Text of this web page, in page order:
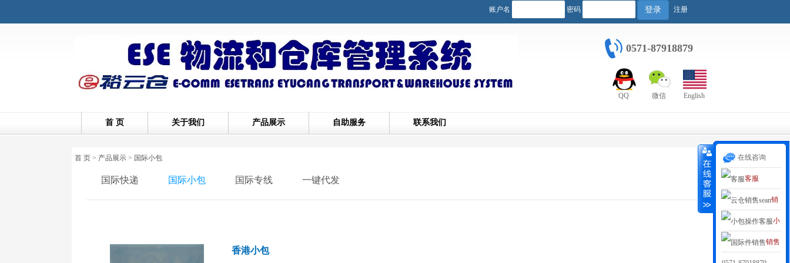
账户名 密码 登录 注册
0571-87918879
QQ 微信 English
首 页 关于我们 产品展示 自助服务 联系我们
国际快递 国际小包 国际专线 一键代发
首 页 > 产品展示 > 国际小包
香港小包
在线咨询
客服
销
售1 小
包客服 销售